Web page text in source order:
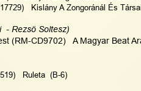
Kislány A Zongoránál És
- Rezsö Soltesz)
(RM-CD9702)   A Magyar Beat
Ruleta  (B-6)